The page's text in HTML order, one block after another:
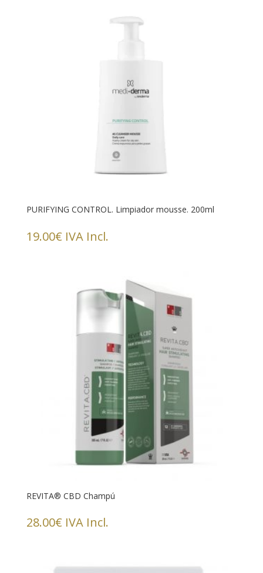
PURIFYING CONTROL. Limpiador mousse. 200ml
19.00€ IVA Incl.
REVITA® CBD Champú
28.00€ IVA Incl.